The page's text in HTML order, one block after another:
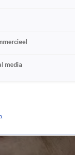
media